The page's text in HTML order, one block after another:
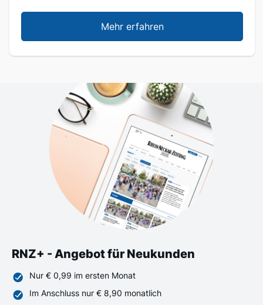
Mehr erfahren
RNZ+ - Angebot für Neukunden
Nur € 0,99 im ersten Monat
Im Anschluss nur € 8,90 monatlich